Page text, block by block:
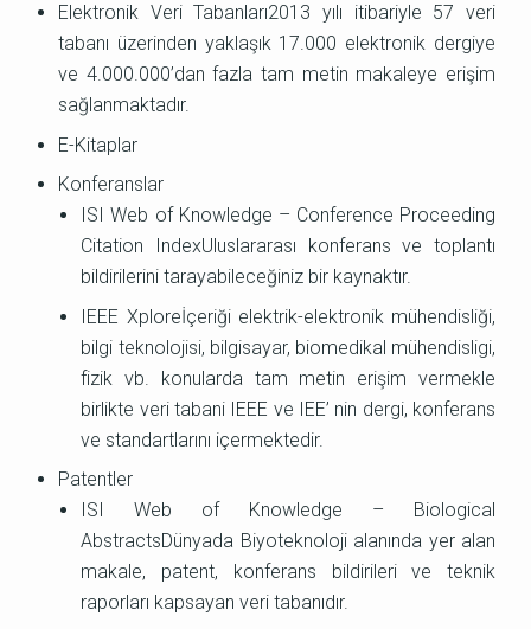
Elektronik Veri Tabanları2013 yılı itibariyle 57 veri
tabanı üzerinden yaklaşık 17.000 elektronik dergiye
ve 4.000.000’dan fazla tam metin makaleye erişim
sağlanmaktadır.
E-Kitaplar
Konferanslar
ISI Web of Knowledge – Conference Proceeding
Citation IndexUluslararası konferans ve toplantı
bildirilerini tarayabileceğiniz bir kaynaktır.
IEEE Xploreİçeriği elektrik-elektronik mühendisliği,
bilgi teknolojisi, bilgisayar, biomedikal mühendisligi,
fizik vb. konularda tam metin erişim vermekle
birlikte veri tabani IEEE ve IEE’ nin dergi, konferans
ve standartlarını içermektedir.
Patentler
ISI Web of Knowledge – Biological
AbstractsDünyada Biyoteknoloji alanında yer alan
makale, patent, konferans bildirileri ve teknik
raporları kapsayan veri tabanıdır.